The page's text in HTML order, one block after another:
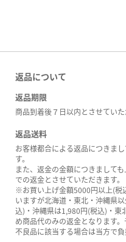
返品について
返品期限
商品到着後７日以内とさせていた
返品送料
お客様都合による返品につきま
す。
また、返金の金額につきまして
での返金とさせていただきます。
※お買い上げ金額5000円以上(税
いますが北海道・東北・沖縄県
込)・沖縄県は1,980円(税込)・東
め商品代のみの返金となります。
不良品に該当する場合は当方で負